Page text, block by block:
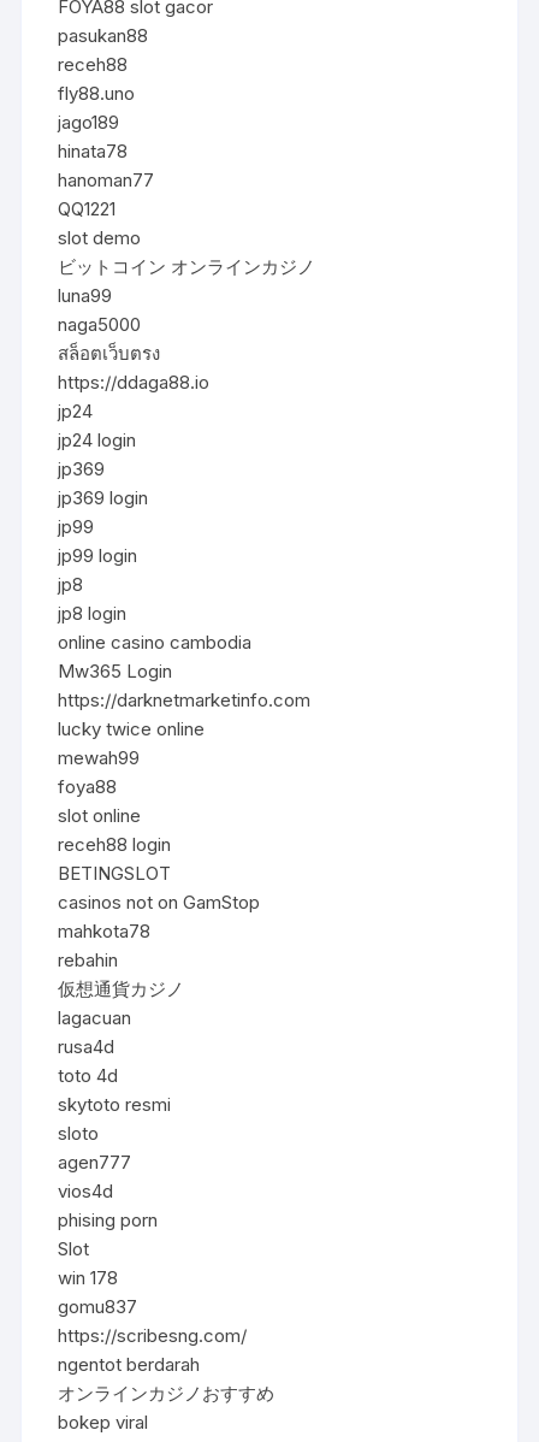
FOYA88 slot gacor
pasukan88
receh88
fly88.uno
jago189
hinata78
hanoman77
QQ1221
slot demo
ビットコイン オンラインカジノ
luna99
naga5000
สล็อตเว็บตรง
https://ddaga88.io
jp24
jp24 login
jp369
jp369 login
jp99
jp99 login
jp8
jp8 login
online casino cambodia
Mw365 Login
https://darknetmarketinfo.com
lucky twice online
mewah99
foya88
slot online
receh88 login
BETINGSLOT
casinos not on GamStop
mahkota78
rebahin
仮想通貨カジノ
lagacuan
rusa4d
toto 4d
skytoto resmi
sloto
agen777
vios4d
phising porn
Slot
win 178
gomu837
https://scribesng.com/
ngentot berdarah
オンラインカジノおすすめ
bokep viral